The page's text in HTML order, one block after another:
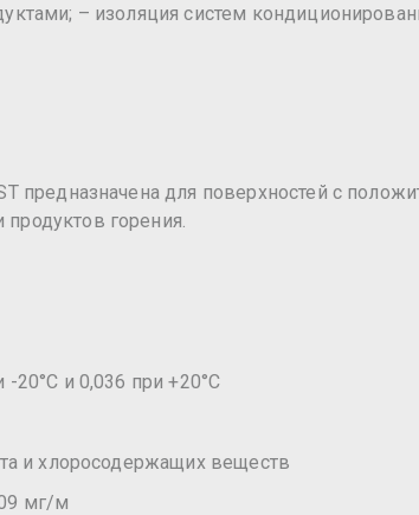
– изоляция систем
предназначена для поверхностей с
горения.
20°С и 0,036 при +20°С
и хлоросодержащих веществ
мг/м